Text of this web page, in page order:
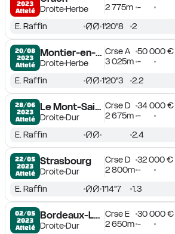
2023
Attelé
DroiteHerbe
2 775m -
E. Raffin 1'20''8 2
20/08
2023
Attelé
Montier-en-Der
DroiteHerbe
Crse A
50 000 €
3 025m -
E. Raffin 1'20''3 2.2
28/06
2023
Attelé
Le Mont-Saint-Michel
DroiteDur
Crse D
34 000 €
2 675m -
E. Raffin 2.4
22/05
2023
Attelé
Strasbourg
DroiteDur
Crse D
32 000 €
2 800m -
E. Raffin 1'14''7 1.3
02/05
2023
Attelé
Bordeaux-Le Bouscat
DroiteDur
Crse E
30 000 €
2 650m -